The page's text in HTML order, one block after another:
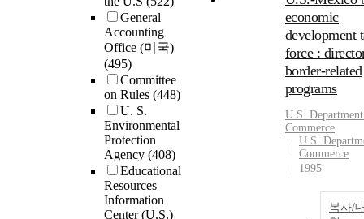
General
Accounting
Office (미국)
(495)
Committee
on Rules (448)
U. S.
Environmental
Protection
Agency (408)
Educational
Resources
Information
Center (U.S.)
economic
development
force :
border-related
programs
U.S.
Commerce
U.S.
Commerce
1995
복사/